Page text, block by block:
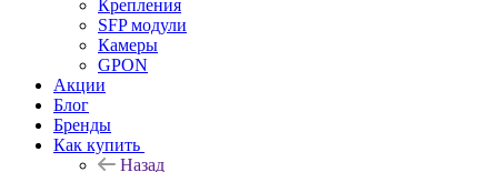
Крепления
SFP модули
Камеры
GPON
Акции
Блог
Бренды
Как купить
Назад